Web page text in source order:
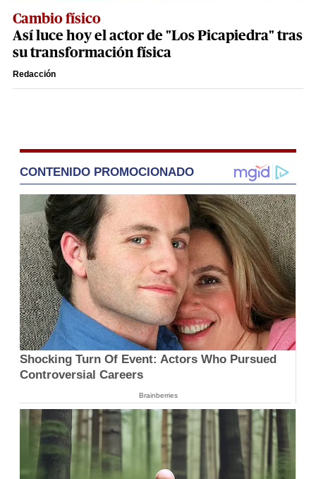
Cambio físico
Así luce hoy el actor de "Los Picapiedra" tras
su transformación física
Redacción
CONTENIDO PROMOCIONADO
Shocking Turn Of Event: Actors Who Pursued
Controversial Careers
Brainberries